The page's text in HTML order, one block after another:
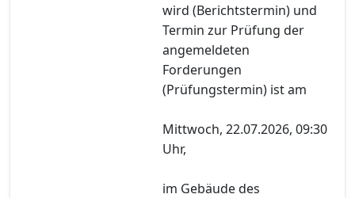
wird (Berichtstermin) und
Termin zur Prüfung der
angemeldeten
Forderungen
(Prüfungstermin) ist am
Mittwoch, 22.07.2026, 09:30
Uhr,
im Gebäude des